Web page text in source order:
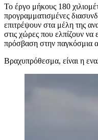
Το έργο μήκους 180
προγραμματισμένες
επιτρέψουν στα μέλη της
στις χώρες που ελπίζουν
πρόσβαση στην παγκόσμια
Βραχυπρόθεσμα, είναι η